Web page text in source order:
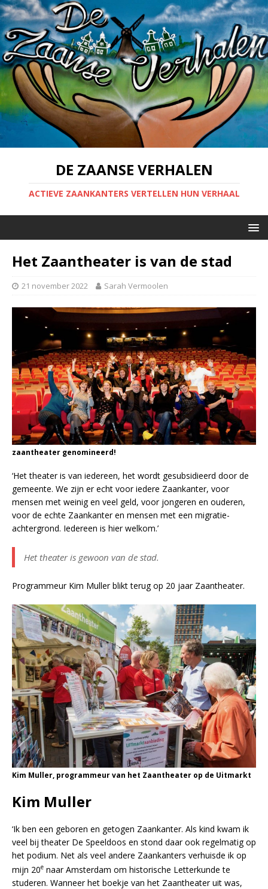
DE ZAANSE VERHALEN
ACTIEVE ZAANKANTERS VERTELLEN HUN VERHAAL
Het Zaantheater is van de stad
21 november 2022 Sarah Vermoolen
zaantheater genomineerd!
‘Het theater is van iedereen, het wordt gesubsidieerd door de
gemeente. We zijn er echt voor iedere Zaankanter, voor
mensen met weinig en veel geld, voor jongeren en ouderen,
voor de echte Zaankanter en mensen met een migratie-
achtergrond. Iedereen is hier welkom.’
Het theater is gewoon van de stad.
Programmeur Kim Muller blikt terug op 20 jaar Zaantheater.
Kim Muller, programmeur van het Zaantheater op de Uitmarkt
Kim Muller
‘Ik ben een geboren en getogen Zaankanter. Als kind kwam ik
veel bij theater De Speeldoos en stond daar ook regelmatig op
het podium. Net als veel andere Zaankanters verhuisde ik op
mijn 20e naar Amsterdam om historische Letterkunde te
studeren. Wanneer het boekje van het Zaantheater uit was,